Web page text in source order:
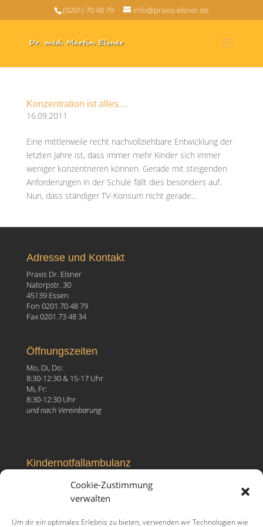
Cookie-Zustimmung
verwalten
Um dir ein optimales Erlebnis zu bieten, verwenden wir Technologien wie
(0201) 70 48 79 info@praxis-elsner.de
Konzentration ist alles…
16.09.2011
Eine mittlerweile recht nachvollziehbare Entwicklung der
letzten Jahre ist, dass immer mehr Kinder sich immer
weniger konzentrieren können. Gerade mit steigenden
Anforderungen in der Schule fällt dies besonders auf.
Nun, dass ständiger TV-Konsum nicht gerade...
Adresse und Kontakt
Praxis Dr. Elsner
Natorpstr. 30
45139 Essen
Fon 0201.70 48 79
Fax 0201.73 48 34
Öffnungszeiten
Mo, Di, Do:
8:30-12:30 & 15-17 Uhr
Mi, Fr:
8:30-12:30 Uhr
und nach Vereinbarung
Kindernotfallambulanz
Elisabeth-Krankenhaus
Ruhrallee 81, 45138 Essen
Fon 0201.27 99 096